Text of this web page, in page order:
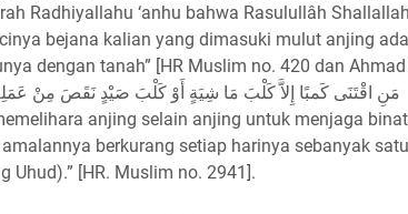
Radhiyallahu ‘anhu bahwa Rasulullâh
bejana kalian yang dimasuki mulut anjing
dengan tanah” [HR Muslim no. 420 dan
مَنِ اقْتَنَى كَمبًا إِلاَّ كَلْبَ مَا شِيَةٍ أَوْ كَلْبَ صَيْدٍ نَقَصَ مِنْ
anjing selain anjing untuk menjaga
amalannya berkurang setiap harinya sebanyak
Uhud).” [HR. Muslim no. 2941].